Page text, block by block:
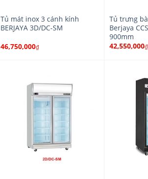
Tủ mát inox 3 cánh kính
BERJAYA 3D/DC-SM
46,750,000₫
Tủ trưng
Berjaya
900mm
42,550,000₫